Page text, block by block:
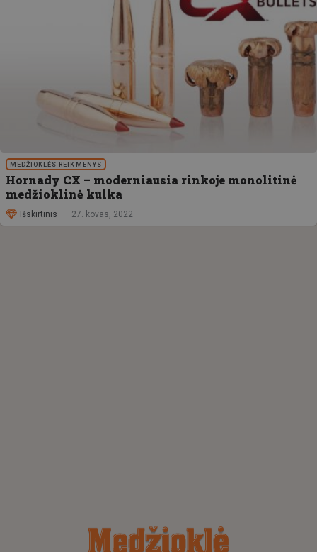
MEDŽIOKLĖS REIKMENYS
Hornady CX – moderniausia rinkoje monolitinė
medžioklinė kulka
Išskirtinis 27. kovas, 2022